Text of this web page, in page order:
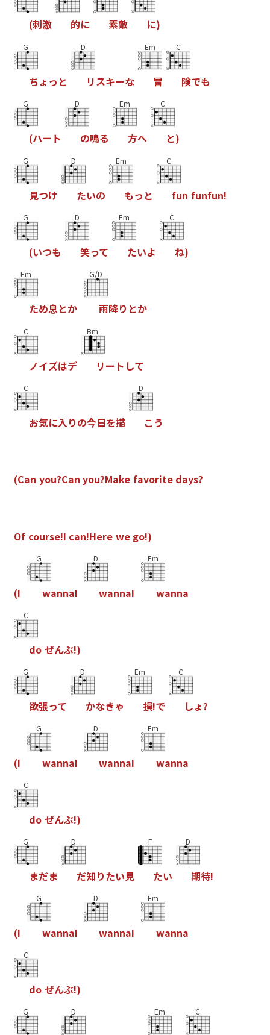
(刺激 的に 素敵 に)
G
ちょ っ と
D
リスキーな
Em
冒
C
険でも
G
(ハー ト
D
の鳴る
Em
方へ
C
と)
G
見つけ
D
たいの
Em
もっ と
C
fun funfun!
G
(いつも
D
笑って
Em
たいよ
C
ね)
Em
ため息とか
G/D
雨降り とか
C
ノイズはデ
Bm
リー ト して
C
お気に入りの今日を描
D
こ う
(Can you?Can you?Make favorite days?
Of course!I can!Here we go!)
(I
G
wannaI
D
wannaI
Em
wanna
C
do ぜんぶ!)
G
欲張って
D
かなきゃ
Em
損!で
C
しょ?
(I
G
wannaI
D
wannaI
Em
wanna
C
do ぜんぶ!)
G
まだま
D
だ知りたい見
F
たい
D
期待!
(I
G
wannaI
D
wannaI
Em
wanna
C
do ぜんぶ!)
G D Em C